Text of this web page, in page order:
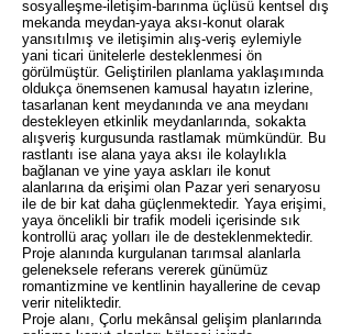
sosyalleşme-iletişim-barınma üçlüsü kentsel dış
mekanda meydan-yaya aksı-konut olarak
yansıtılmış ve iletişimin alış-veriş eylemiyle
yani ticari ünitelerle desteklenmesi ön
görülmüştür. Geliştirilen planlama yaklaşımında
oldukça önemsenen kamusal hayatın izlerine,
tasarlanan kent meydanında ve ana meydanı
destekleyen etkinlik meydanlarında, sokakta
alışveriş kurgusunda rastlamak mümkündür. Bu
rastlantı ise alana yaya aksı ile kolaylıkla
bağlanan ve yine yaya askları ile konut
alanlarına da erişimi olan Pazar yeri senaryosu
ile de bir kat daha güçlenmektedir. Yaya erişimi,
yaya öncelikli bir trafik modeli içerisinde sık
kontrollü araç yolları ile de desteklenmektedir.
Proje alanında kurgulanan tarımsal alanlarla
geleneksele referans vererek günümüz
romantizmine ve kentlinin hayallerine de cevap
verir niteliktedir.
Proje alanı, Çorlu mekânsal gelişim planlarında